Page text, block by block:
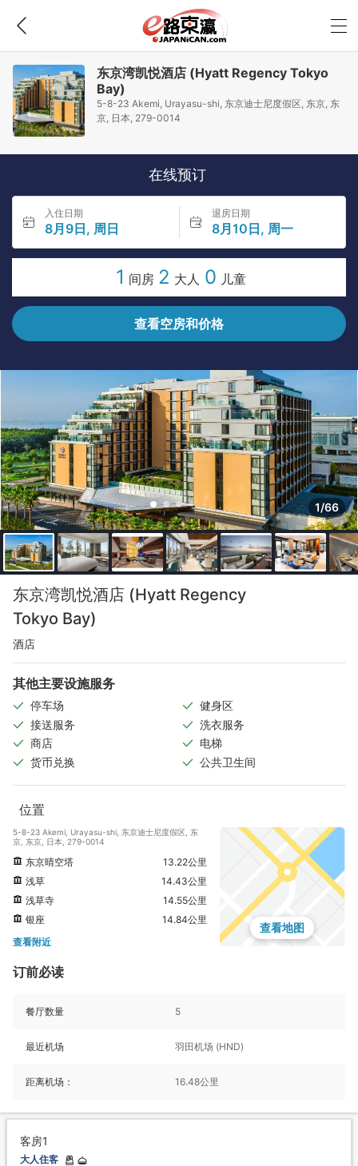
东京湾凯悦酒店 (Hyatt Regency Tokyo
Bay)
5-8-23 Akemi, Urayasu-shi, 东京迪士尼度假区, 东京, 东
京, 日本, 279-0014
在线预订
入住日期
8月9日, 周日
退房日期
8月10日, 周一
1 间房 2 大人 0 儿童
查看空房和价格
1/66
东京湾凯悦酒店 (Hyatt Regency
Tokyo Bay)
酒店
其他主要设施服务
停车场
健身区
接送服务
洗衣服务
商店
电梯
货币兑换
公共卫生间
位置
5-8-23 Akemi, Urayasu-shi, 东京迪士尼度假区, 东
京, 东京, 日本, 279-0014
东京晴空塔
13.22公里
浅草
14.43公里
浅草寺
14.55公里
银座
14.84公里
查看附近
查看地图
订前必读
餐厅数量 5
最近机场 羽田机场 (HND)
距离机场： 16.48公里
客房1
大人住客